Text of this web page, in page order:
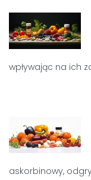
wpływając na ich
askorbinowy,